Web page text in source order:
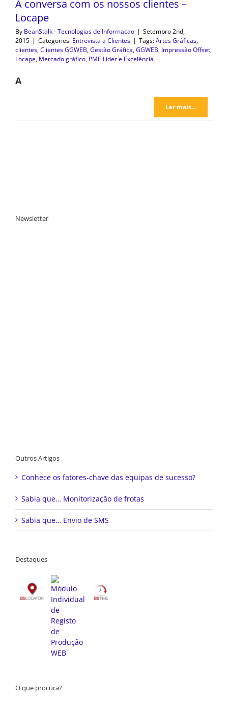
À conversa com os nossos clientes –
Locape
By BeanStalk - Tecnologias de Informacao | Setembro 2nd,
2015 | Categories: Entrevista a Clientes | Tags:Artes Gráficas,
clientes,Clientes GGWEB,Gestão Gráfica,GGWEB, Impressão Offset,
Locape, Mercado gráfico, PME Líder e Excelência
A
Ler mais...
Newsletter
Outros Artigos
Conhece os fatores-chave das equipas de sucesso?
Sabia que… Monitorização de frotas
Sabia que… Envio de SMS
Destaques
O que procura?